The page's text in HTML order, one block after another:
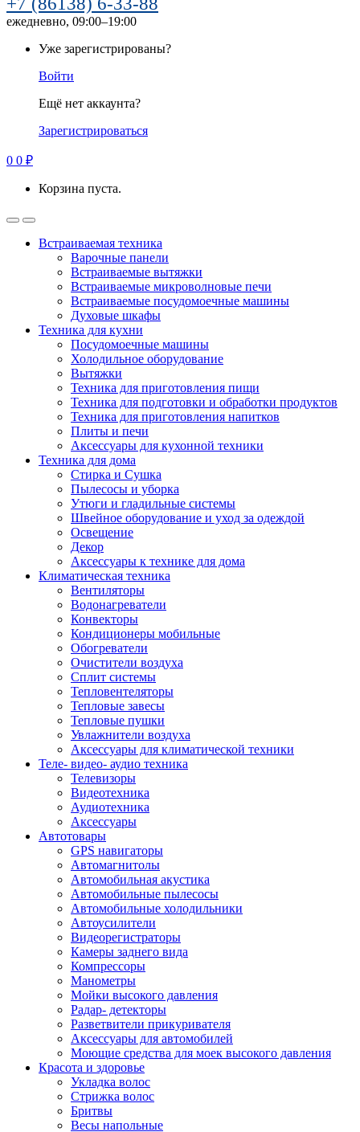
ежедневно, 09:00–19:00
Уже зарегистрированы?
Войти
Ещё нет аккаунта?
Зарегистрироваться
0 0 ₽
Корзина пуста.
Встраиваемая техника
Варочные панели
Встраиваемые вытяжки
Встраиваемые микроволновые печи
Встраиваемые посудомоечные машины
Духовые шкафы
Техника для кухни
Посудомоечные машины
Холодильное оборудование
Вытяжки
Техника для приготовления пищи
Техника для подготовки и обработки продуктов
Техника для приготовления напитков
Плиты и печи
Аксессуары для кухонной техники
Техника для дома
Стирка и Сушка
Пылесосы и уборка
Утюги и гладильные системы
Швейное оборудование и уход за одеждой
Освещение
Декор
Аксессуары к технике для дома
Климатическая техника
Вентиляторы
Водонагреватели
Конвекторы
Кондиционеры мобильные
Обогреватели
Очистители воздуха
Сплит системы
Тепловентеляторы
Тепловые завесы
Тепловые пушки
Увлажнители воздуха
Аксессуары для климатической техники
Теле- видео- аудио техника
Телевизоры
Видеотехника
Аудиотехника
Аксессуары
Автотовары
GPS навигаторы
Автомагнитолы
Автомобильная акустика
Автомобильные пылесосы
Автомобильные холодильники
Автоусилители
Видеорегистраторы
Камеры заднего вида
Компрессоры
Манометры
Мойки высокого давления
Радар- детекторы
Разветвители прикуривателя
Аксессуары для автомобилей
Моющие средства для моек высокого давления
Красота и здоровье
Укладка волос
Стрижка волос
Бритвы
Весы напольные